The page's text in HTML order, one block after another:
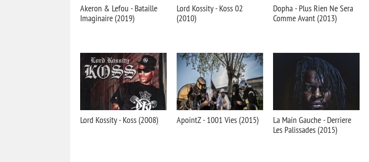
Akeron & Lefou - Bataille
Imaginaire (2019)
Lord Kossity - Koss 02
(2010)
Dopha - Plus Rien Ne Sera
Comme Avant (2013)
Lord Kossity - Koss (2008) ApointZ - 1001 Vies (2015)
La Main Gauche - Derriere
Les Palissades (2015)